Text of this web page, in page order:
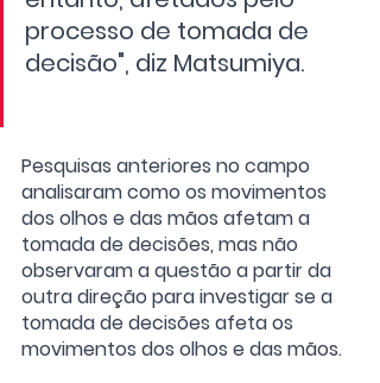
processo de tomada de
decisão", diz Matsumiya.
Pesquisas anteriores no campo
analisaram como os movimentos
dos olhos e das mãos afetam a
tomada de decisões, mas não
observaram a questão a partir da
outra direção para investigar se a
tomada de decisões afeta os
movimentos dos olhos e das mãos.